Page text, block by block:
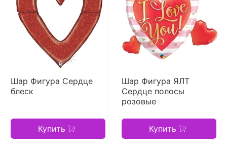
Шар Фигура Сердце
блеск
Купить
Шар Фигура ЯЛТ
Сердце полосы
розовые
Купить